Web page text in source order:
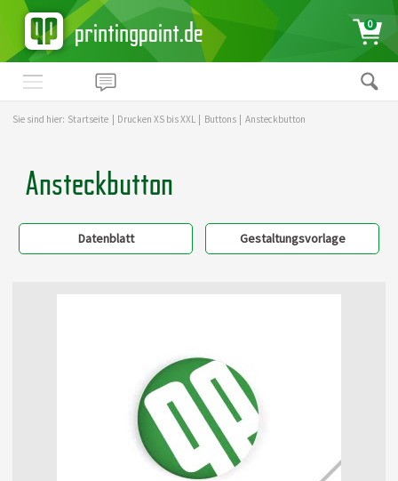
printingpoint.de 0
Sie sind hier: Startseite Drucken XS bis XXL Buttons Ansteckbutton
Ansteckbutton
Datenblatt Gestaltungsvorlage